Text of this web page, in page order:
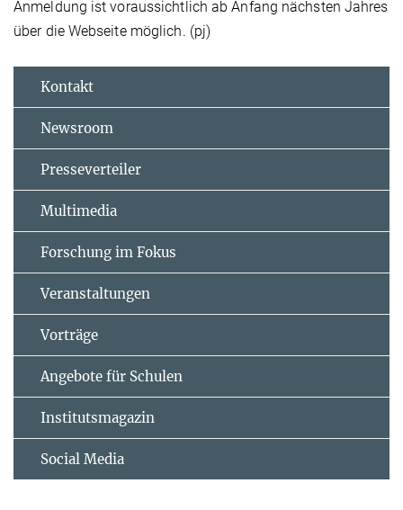
Anmeldung ist voraussichtlich ab Anfang nächsten Jahres
über die Webseite möglich. (pj)
Kontakt
Newsroom
Presseverteiler
Multimedia
Forschung im Fokus
Veranstaltungen
Vorträge
Angebote für Schulen
Institutsmagazin
Social Media